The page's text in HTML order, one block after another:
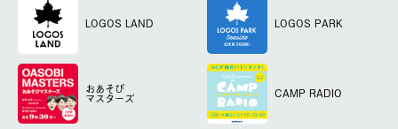
LOGOS LAND LOGOS PARK
おあそび
マスターズ CAMP RADIO